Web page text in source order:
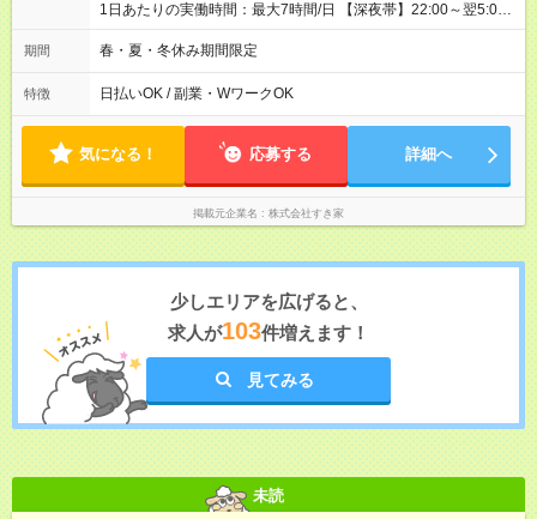
1日あたりの実働時間：最大7時間/日 【深夜帯】22:00～翌5:00
週2日～・1日2h～OK◎ ※22:00から翌5:00までは18歳以上の方
のみ勤務可能です（18歳未満の深夜業務禁止のため） ★深夜で
す。 必ず、2名以上での勤務を行いますので、安心して働けま
す。
期間 春・夏・冬休み期間限定
特徴 日払いOK / 副業・WワークOK
気になる！ 応募する 詳細へ
掲載元企業名 株式会社すき家
少しエリアを広げると、
求人が103件増えます！
見てみる
未読